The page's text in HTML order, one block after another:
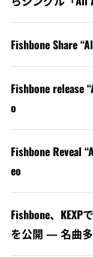
Fishbone Share
Fishbone release
o
Fishbone Reveal
eo
Fishbone、
を公開 — 名曲